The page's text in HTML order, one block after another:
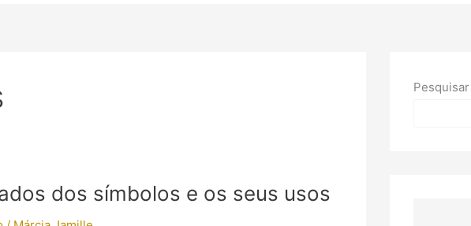
dos símbolos e os seus usos
Pesquisar